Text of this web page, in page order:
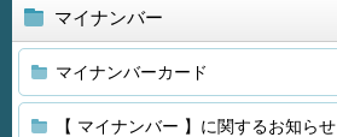
マイナンバー
マイナンバーカード
【 マイナンバー 】に関するお知らせ